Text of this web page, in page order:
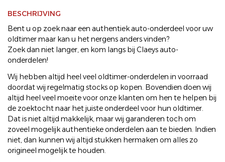
BESCHRIJVING
Bent u op zoek naar een authentiek auto-onderdeel voor uw
oldtimer maar kan u het nergens anders vinden?
Zoek dan niet langer, en kom langs bij Claeys auto-
onderdelen!
Wij hebben altijd heel veel oldtimer-onderdelen in voorraad
doordat wij regelmatig stocks op kopen. Bovendien doen wij
altijd heel veel moeite voor onze klanten om hen te helpen bij
de zoektocht naar het juiste onderdeel voor hun oldtimer.
Dat is niet altijd makkelijk, maar wij garanderen toch om
zoveel mogelijk authentieke onderdelen aan te bieden. Indien
niet, dan kunnen wij altijd stukken hermaken om alles zo
origineel mogelijk te houden.